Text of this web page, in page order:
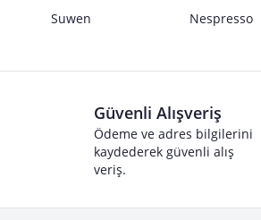
Suwen
Nespresso
Güvenli Alışveriş
Ödeme ve adres bilgilerini
kaydederek güvenli alış
veriş.